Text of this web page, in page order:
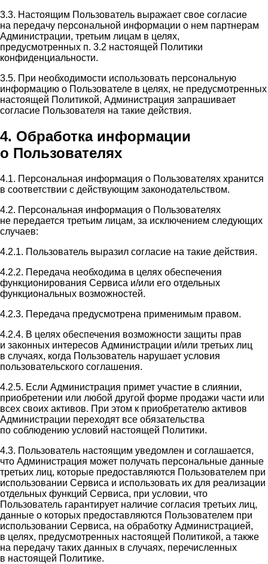
3.3. Настоящим Пользователь выражает свое согласие
на передачу персональной информации о нем партнерам
Администрации, третьим лицам в целях,
предусмотренных п. 3.2 настоящей Политики
конфиденциальности.
3.5. При необходимости использовать персональную
информацию о Пользователе в целях, не предусмотренных
настоящей Политикой, Администрация запрашивает
согласие Пользователя на такие действия.
4. Обработка информации
о Пользователях
4.1. Персональная информация о Пользователях хранится
в соответствии с действующим законодательством.
4.2. Персональная информация о Пользователях
не передается третьим лицам, за исключением следующих
случаев:
4.2.1. Пользователь выразил согласие на такие действия.
4.2.2. Передача необходима в целях обеспечения
функционирования Сервиса и/или его отдельных
функциональных возможностей.
4.2.3. Передача предусмотрена применимым правом.
4.2.4. В целях обеспечения возможности защиты прав
и законных интересов Администрации и/или третьих лиц
в случаях, когда Пользователь нарушает условия
пользовательского соглашения.
4.2.5. Если Администрация примет участие в слиянии,
приобретении или любой другой форме продажи части или
всех своих активов. При этом к приобретателю активов
Администрации переходят все обязательства
по соблюдению условий настоящей Политики.
4.3. Пользователь настоящим уведомлен и соглашается,
что Администрация может получать персональные данные
третьих лиц, которые предоставляются Пользователем при
использовании Сервиса и использовать их для реализации
отдельных функций Сервиса, при условии, что
Пользователь гарантирует наличие согласия третьих лиц,
данные о которых предоставляются Пользователем при
использовании Сервиса, на обработку Администрацией,
в целях, предусмотренных настоящей Политикой, а также
на передачу таких данных в случаях, перечисленных
в настоящей Политике.